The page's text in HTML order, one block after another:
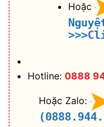
Hoặc
Hotline: 0888
Hoặc Zalo: